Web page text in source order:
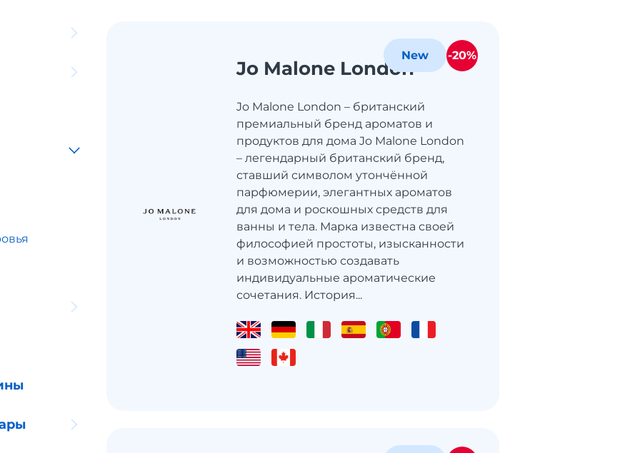
Jo Malone London
Jo Malone London – британский
премиальный бренд ароматов и
продуктов для дома Jo Malone London
– легендарный британский бренд,
ставший символом утончённой
парфюмерии, элегантных ароматов
для дома и роскошных средств для
ванны и тела. Марка известна своей
философией простоты, изысканности
и возможностью создавать
индивидуальные ароматические
сочетания. История...
New -20%